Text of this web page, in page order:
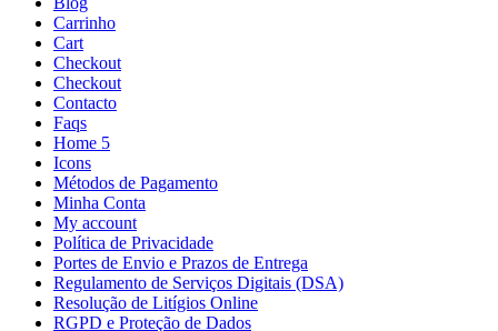
Carrinho
Cart
Checkout
Checkout
Contacto
Faqs
Home 5
Icons
Métodos de Pagamento
Minha Conta
My account
Política de Privacidade
Portes de Envio e Prazos de Entrega
Regulamento de Serviços Digitais (DSA)
Resolução de Litígios Online
RGPD e Proteção de Dados